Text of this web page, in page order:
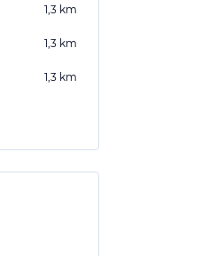
1,3 km
1,3 km
1,3 km